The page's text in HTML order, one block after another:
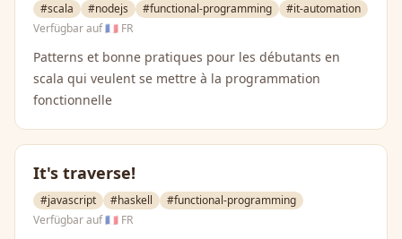
#scala #nodejs #functional-programming
#it-automation
Verfügbar auf🇫🇷 FR
Patterns et bonne pratiques pour les débutants en
scala qui veulent se mettre à la programmation
fonctionnelle
It's traverse!
#javascript #haskell
#functional-programming
Verfügbar auf🇫🇷 FR